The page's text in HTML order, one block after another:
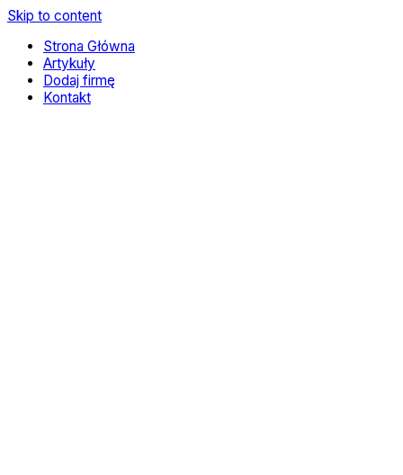
Skip to content
Strona Główna
Artykuły
Dodaj firmę
Kontakt